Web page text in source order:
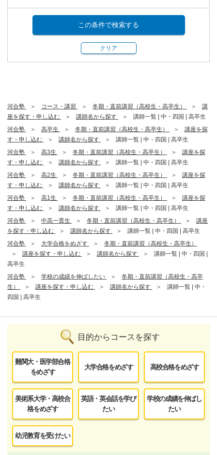
この条件で検索する
クリア
河合塾 コース・講習 冬期・直前講習（高校生・高卒生）
講
座を探す・申し込む
講師名から探す
講師一覧 | 中・四国 | 高卒生
河合塾
高卒生 冬期・直前講習（高校生・高卒生）
講座を探
す・申し込む
講師名から探す
講師一覧 | 中・四国 | 高卒生
河合塾
高3生 冬期・直前講習（高校生・高卒生）
講座を探
す・申し込む
講師名から探す
講師一覧 | 中・四国 | 高卒生
河合塾
高2生 冬期・直前講習（高校生・高卒生）
講座を探
す・申し込む
講師名から探す
講師一覧 | 中・四国 | 高卒生
河合塾
高1生 冬期・直前講習（高校生・高卒生）
講座を探
す・申し込む
講師名から探す
講師一覧 | 中・四国 | 高卒生
河合塾
中高一貫生 冬期・直前講習（高校生・高卒生）
講座
を探す・申し込む
講師名から探す
講師一覧 | 中・四国 | 高卒生
河合塾
大学合格をめざす
冬期・直前講習（高校生・高卒生）
講座を探す・申し込む
講師名から探す
講師一覧 | 中・四国 |
高卒生
河合塾
学校の成績を伸ばしたい
冬期・直前講習（高校生・高卒
生）
講座を探す・申し込む 講師名から探す
講師一覧 | 中・
四国 | 高卒生
目的からコースを探す
難関大・医学部合格
をめざす
大学合格をめざす 高校合格をめざす
美術系大学・高校合
格をめざす
英語・英会話を学び
たい
学校の成績を伸ばし
たい
幼児教育を受けたい